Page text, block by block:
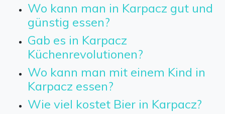
Wo kann man in Karpacz gut und
günstig essen?
Gab es in Karpacz
Küchenrevolutionen?
Wo kann man mit einem Kind in
Karpacz essen?
Wie viel kostet Bier in Karpacz?